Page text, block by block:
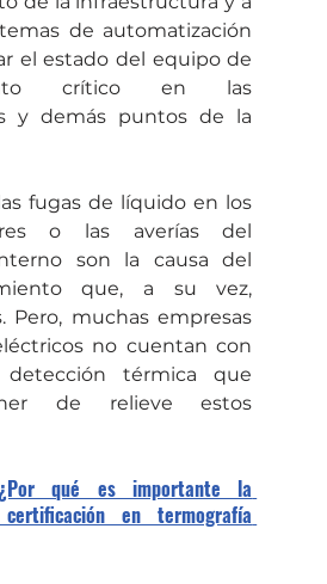
de automatización
el estado del equipo de
crítico en las
y demás puntos de la
fugas de líquido en los
o las averías del
son la causa del
que, a su vez,
Pero, muchas empresas
no cuentan con
detección térmica que
de relieve estos
qué es importante la
en termografía